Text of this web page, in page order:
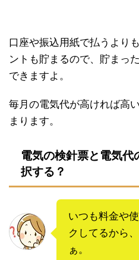
口座や振込用紙で払うより
ントも貯まるので、貯まっ
できますよ。
毎月の電気代が高ければ高
まります。
電気の検針票と電気代
択する？
いつも料金や
クしてるから
ぁ。